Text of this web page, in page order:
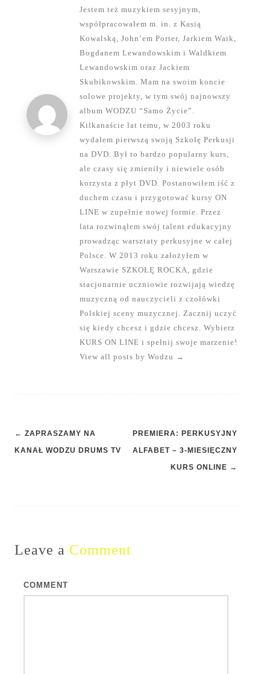
Jestem też muzykiem sesyjnym,
współpracowałem m. in. z Kasią
Kowalską, John’em Porter, Jarkiem Waik,
Bogdanem Lewandowskim i Waldkiem
Lewandowskim oraz Jackiem
Skubikowskim. Mam na swoim koncie
solowe projekty, w tym swój najnowszy
album WODZU “Samo Życie”.
Kilkanaście lat temu, w 2003 roku
wydałem pierwszą swoją Szkołę Perkusji
na DVD. Był to bardzo popularny kurs,
ale czasy się zmieniły i niewiele osób
korzysta z płyt DVD. Postanowiłem iść z
duchem czasu i przygotować kursy ON
LINE w zupełnie nowej formie. Przez
lata rozwinąłem swój talent edukacyjny
prowadząc warsztaty perkusyjne w całej
Polsce. W 2013 roku założyłem w
Warszawie SZKOŁĘ ROCKA, gdzie
stacjonarnie uczniowie rozwijają wiedzę
muzyczną od nauczycieli z czołówki
Polskiej sceny muzycznej. Zacznij uczyć
się kiedy chcesz i gdzie chcesz. Wybierz
KURS ON LINE i spełnij swoje marzenie!
View all posts by Wodzu →
Post
navigation
← ZAPRASZAMY NA
KANAŁ WODZU DRUMS TV
PREMIERA: PERKUSYJNY
ALFABET – 3-MIESIĘCZNY
KURS ONLINE →
Leave a Comment
COMMENT